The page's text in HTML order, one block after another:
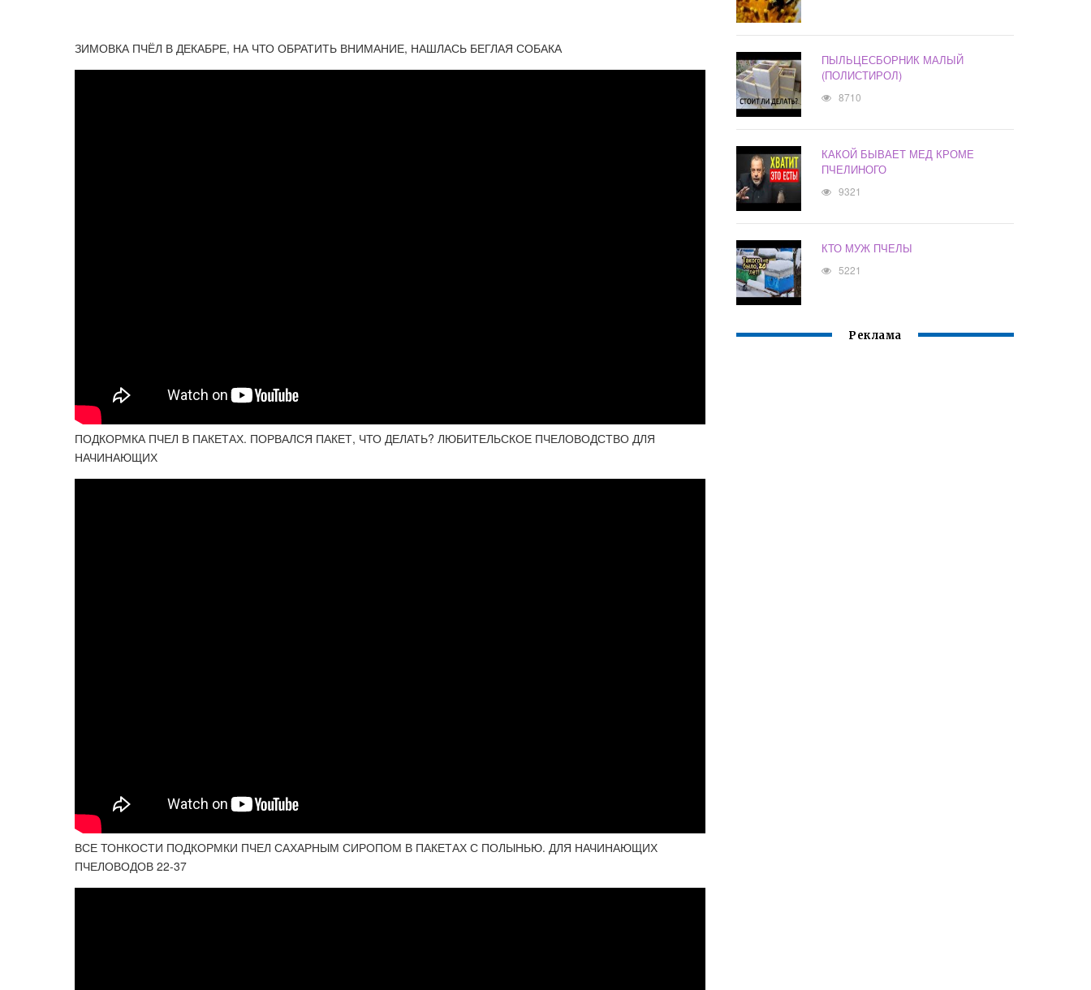
ЗИМОВКА ПЧЁЛ В ДЕКАБРЕ, НА ЧТО ОБРАТИТЬ ВНИМАНИЕ, НАШЛАСЬ БЕГЛАЯ СОБАКА
ПОДКОРМКА ПЧЕЛ В ПАКЕТАХ. ПОРВАЛСЯ ПАКЕТ, ЧТО ДЕЛАТЬ? ЛЮБИТЕЛЬСКОЕ ПЧЕЛОВОДСТВО ДЛЯ
НАЧИНАЮЩИХ
ВСЕ ТОНКОСТИ ПОДКОРМКИ ПЧЕЛ САХАРНЫМ СИРОПОМ В ПАКЕТАХ С ПОЛЫНЬЮ. ДЛЯ НАЧИНАЮЩИХ
ПЧЕЛОВОДОВ 22-37
ПЫЛЬЦЕСБОРНИК МАЛЫЙ
(ПОЛИСТИРОЛ)
8710
КАКОЙ БЫВАЕТ МЕД КРОМЕ
ПЧЕЛИНОГО
9321
КТО МУЖ ПЧЕЛЫ
5221
Реклама